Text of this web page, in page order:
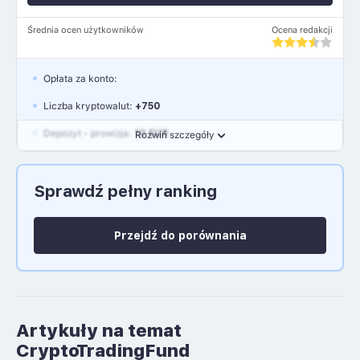
Średnia ocen użytkowników Ocena redakcji
Rozwiń szczegóły
Opłata za konto:
Liczba kryptowalut: +750
Depozyt - prowizja: 10 EUR
Język polski: NIE
Sprawdź pełny ranking
Przejdź do porównania
Artykuły na temat
CryptoTradingFund